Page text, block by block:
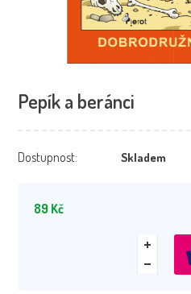
Pepík a beránci
Dostupnost: Skladem
89 Kč